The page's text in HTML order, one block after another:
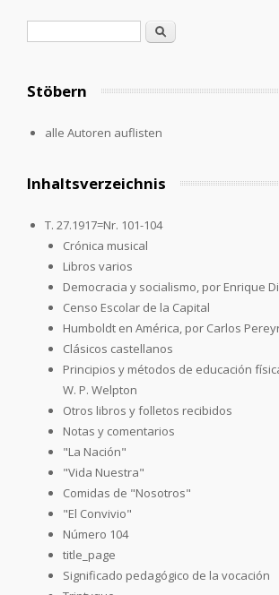
Search
Stöbern
alle Autoren auflisten
Inhaltsverzeichnis
T. 27.1917=Nr. 101-104
Crónica musical
Libros varios
Democracia y socialismo, por Enrique
Censo Escolar de la Capital
Humboldt en América, por Carlos
Clásicos castellanos
Principios y métodos de educación
W. P. Welpton
Otros libros y folletos recibidos
Notas y comentarios
"La Nación"
"Vida Nuestra"
Comidas de "Nosotros"
"El Convivio"
Número 104
title_page
Significado pedagógico de la vocación